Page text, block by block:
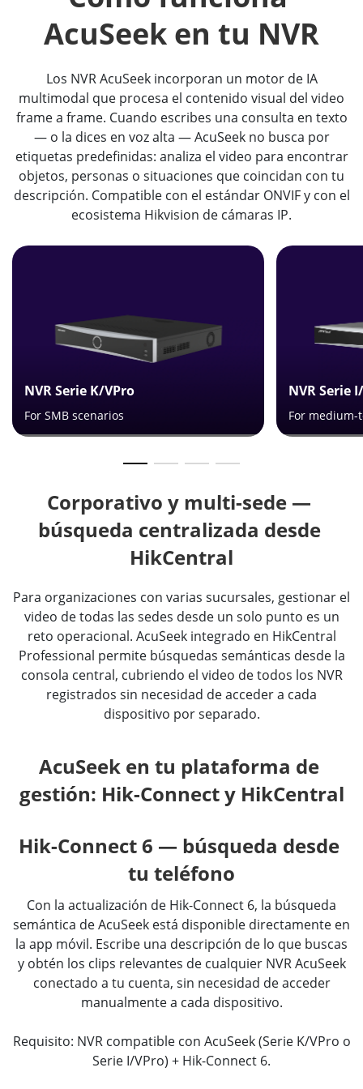
AcuSeek en tu NVR
Los NVR AcuSeek incorporan un motor de IA
multimodal que procesa el contenido visual del video
frame a frame. Cuando escribes una consulta en texto
— o la dices en voz alta — AcuSeek no busca por
etiquetas predefinidas: analiza el video para encontrar
objetos, personas o situaciones que coincidan con tu
descripción. Compatible con el estándar ONVIF y con el
ecosistema Hikvision de cámaras IP.
NVR Serie K/VPro
For SMB scenarios
NVR Serie
For medium-
Corporativo y multi-sede —
búsqueda centralizada desde
HikCentral
Para organizaciones con varias sucursales, gestionar el
video de todas las sedes desde un solo punto es un
reto operacional. AcuSeek integrado en HikCentral
Professional permite búsquedas semánticas desde la
consola central, cubriendo el video de todos los NVR
registrados sin necesidad de acceder a cada
dispositivo por separado.
AcuSeek en tu plataforma de
gestión: Hik-Connect y HikCentral
Hik-Connect 6 — búsqueda desde
tu teléfono
Con la actualización de Hik-Connect 6, la búsqueda
semántica de AcuSeek está disponible directamente en
la app móvil. Escribe una descripción de lo que buscas
y obtén los clips relevantes de cualquier NVR AcuSeek
conectado a tu cuenta, sin necesidad de acceder
manualmente a cada dispositivo.
Requisito: NVR compatible con AcuSeek (Serie K/VPro o
Serie I/VPro) + Hik-Connect 6.